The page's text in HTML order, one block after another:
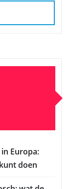
Europa:
doen